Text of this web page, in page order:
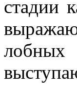
стадии
лобных